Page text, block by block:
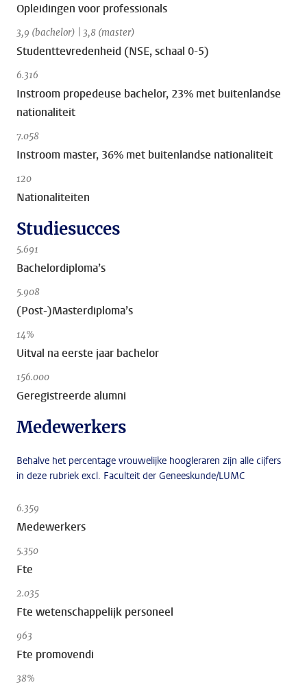
Opleidingen voor professionals
3,9 (bachelor) | 3,8 (master)
Studenttevredenheid (NSE, schaal 0-5)
6.316
Instroom propedeuse bachelor, 23% met buitenlandse
nationaliteit
7.058
Instroom master, 36% met buitenlandse nationaliteit
120
Nationaliteiten
Studiesucces
5.691
Bachelordiploma’s
5.908
(Post-)Masterdiploma’s
14%
Uitval na eerste jaar bachelor
156.000
Geregistreerde alumni
Medewerkers
Behalve het percentage vrouwelijke hoogleraren zijn alle cijfers
in deze rubriek excl. Faculteit der Geneeskunde/LUMC
6.359
Medewerkers
5.350
Fte
2.035
Fte wetenschappelijk personeel
963
Fte promovendi
38%